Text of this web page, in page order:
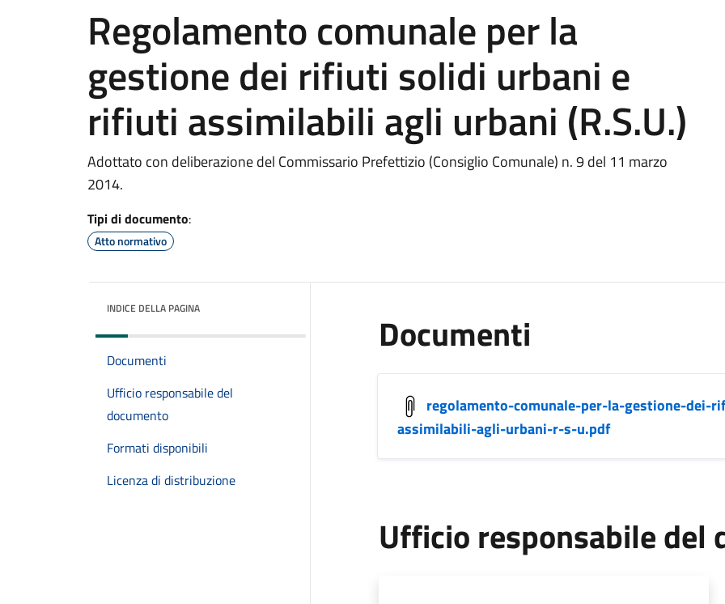
Regolamento comunale per la
gestione dei rifiuti solidi urbani e
rifiuti assimilabili agli urbani (R.S.U.)
Adottato con deliberazione del Commissario Prefettizio (Consiglio Comunale) n. 9 del 11 marzo
2014.
Tipi di documento:
Atto normativo
INDICE DELLA PAGINA
Documenti
Ufficio responsabile del
documento
Formati disponibili
Licenza di distribuzione
Documenti
regolamento-comunale-per-la-gestione-
assimilabili-agli-urbani-r-s-u.pdf
Ufficio responsabile del